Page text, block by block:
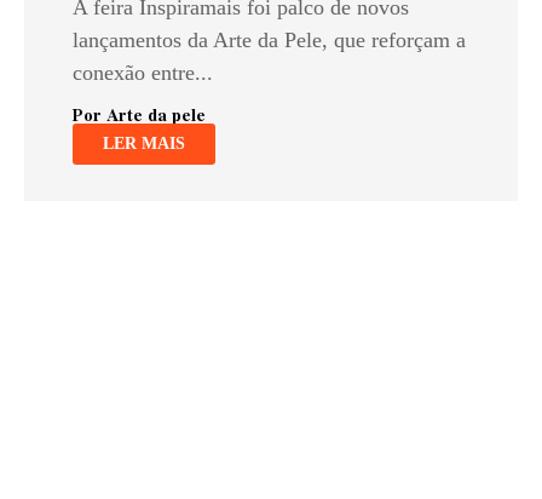
A feira Inspiramais foi palco de novos
lançamentos da Arte da Pele, que reforçam a
conexão entre...
Por Arte da pele
LER MAIS